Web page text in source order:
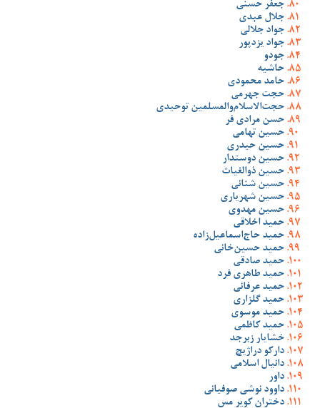
جعفر حسنی
جلال عبدی
جواد جلالی
جواد یزدپور
جودو
حاشیه
حامد محمودی
حجت جهرمی
حجت‌الاسلام‌والمسلمین توحیدی
حسن مرادی فر
حسین تهامی
حسین حیدری
حسین دوستدار
حسین ذوالغیاث
حسین شنانی
حسین شهریاری
حسین مهدوی
حمید اخلاقی
حمید حاج‌اسماعیل‌زاده
حمید حسین‌خانی
حمید صادقی
حمید طاهری فرد
حمید عرفانی
حمید گلزاری
حمید موسوی
حمید کاظمی
خشایار زبرجد
دارکو دراژیچ
دانیال اسلامی
داور
داوود نوشی صوفیانی
دختران کویر مس